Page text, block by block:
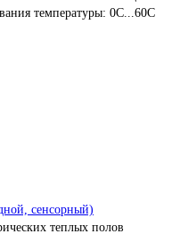
температуры: 0С...60С
сенсорный)
теплых полов